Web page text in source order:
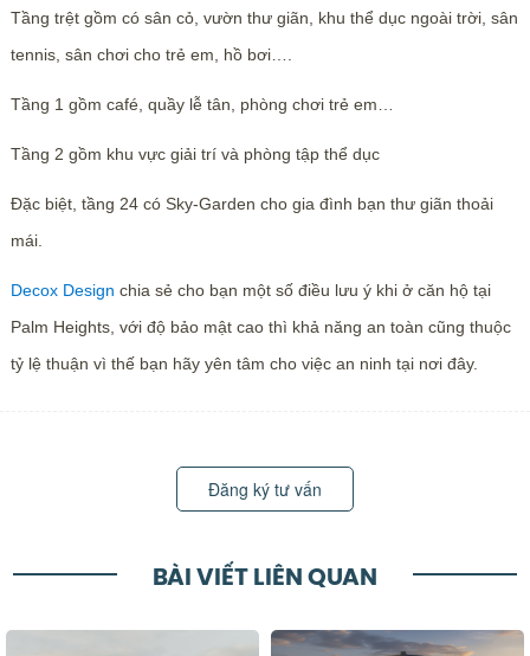
Tầng trệt gồm có sân cỏ, vườn thư giãn, khu thể dục ngoài trời, sân
tennis, sân chơi cho trẻ em, hồ bơi….
Tầng 1 gồm café, quầy lễ tân, phòng chơi trẻ em…
Tầng 2 gồm khu vực giải trí và phòng tập thể dục
Đặc biệt, tầng 24 có Sky-Garden cho gia đình bạn thư giãn thoải
mái.
Decox Design chia sẻ cho bạn một số điều lưu ý khi ở căn hộ tại
Palm Heights, với độ bảo mật cao thì khả năng an toàn cũng thuộc
tỷ lệ thuận vì thế bạn hãy yên tâm cho việc an ninh tại nơi đây.
Đăng ký tư vấn
BÀI VIẾT LIÊN QUAN